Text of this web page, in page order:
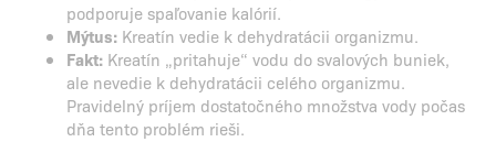
podporuje spaľovanie kalórií.
Mýtus: Kreatín vedie k dehydratácii organizmu.
Fakt: Kreatín „pritahuje“ vodu do svalových buniek,
ale nevedie k dehydratácii celého organizmu.
Pravidelný príjem dostatočného množstva vody počas
dňa tento problém rieši.